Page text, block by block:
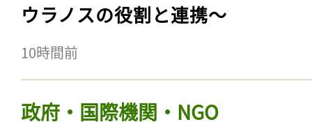
ウラノスの役割と連携〜
10時間前
政府・国際機関・NGO